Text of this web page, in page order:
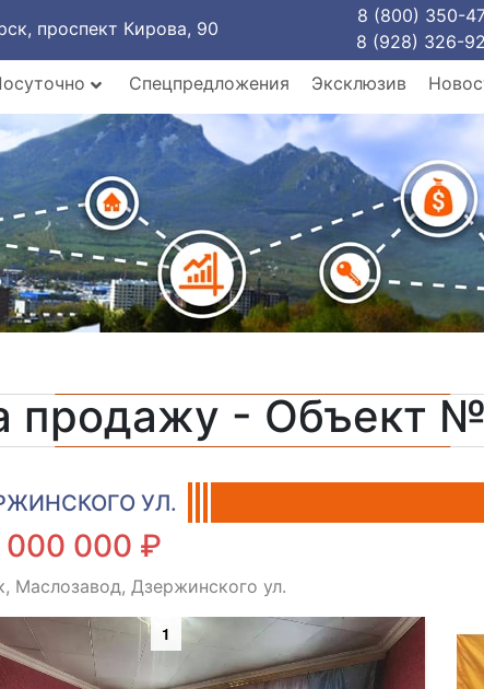
проспект Кирова, 90
8 (800) 350-
8 (928) 326-
Спецпредложения Эксклюзив
продажу - Объект
УЛ.
000 ₽
Маслозавод, Дзержинского ул.
1